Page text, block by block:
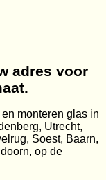
adres voor
monteren glas in
Utrecht,
Soest, Baarn,
op de